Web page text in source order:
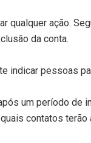
qualquer ação.
da conta.
indicar pessoas
um período de
contatos terão